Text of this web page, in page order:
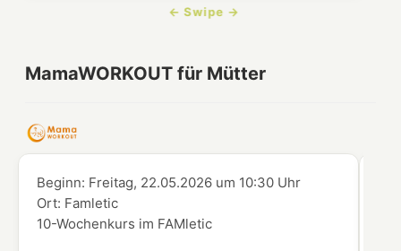
MamaWORKOUT für Mütter
Beginn: Freitag, 22.05.2026 um 10:30 Uhr
Ort: Famletic
10-Wochenkurs im FAMletic